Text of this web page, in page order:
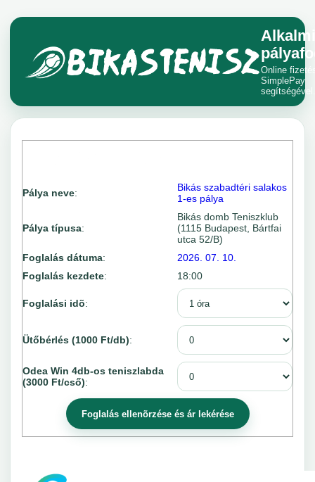
Alkalmi
Online
SimplePay
segítségével.
Pálya neve:
Bikás szabadtéri salakos
1-es pálya
Pálya típusa:
Bikás domb Teniszklub
(1115 Budapest, Bártfai
utca 52/B)
Foglalás dátuma:
2026. 07. 10.
Foglalás kezdete: 18:00
Foglalási idõ:
Ütőbérlés (1000 Ft/db):
Odea Win 4db-os teniszlabda
(3000 Ft/cső):